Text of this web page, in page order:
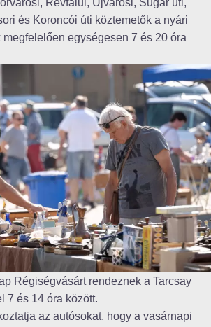
és Koroncói úti köztemetők a nyári
egységesen 7 és 20 óra
Régiségvásárt rendeznek a Tarcsay
7 és 14 óra között.
az autósokat, hogy a vasárnapi